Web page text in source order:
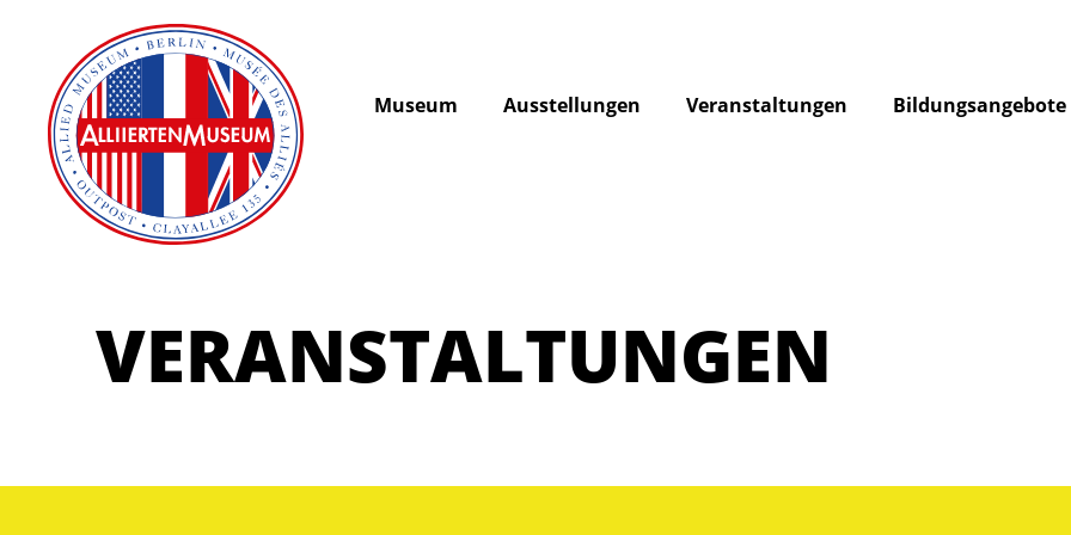
Museum Ausstellungen Veranstaltungen Bildungsangebote
VERANSTALTUNGEN